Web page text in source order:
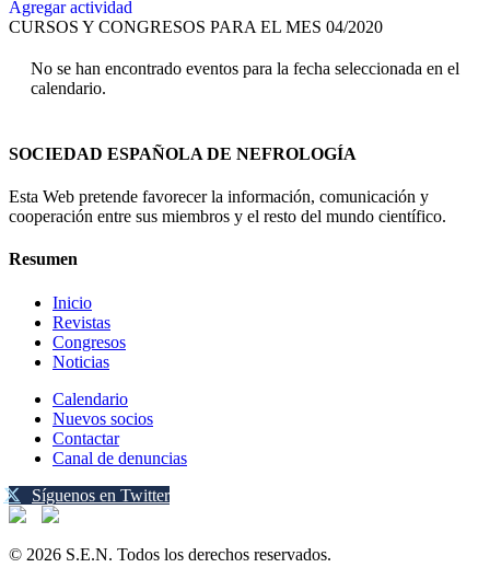
Agregar actividad
CURSOS Y CONGRESOS PARA EL MES 04/2020
No se han encontrado eventos para la fecha seleccionada en el
calendario.
SOCIEDAD ESPAÑOLA DE NEFROLOGÍA
Esta Web pretende favorecer la información, comunicación y
cooperación entre sus miembros y el resto del mundo científico.
Resumen
Inicio
Revistas
Congresos
Noticias
Calendario
Nuevos socios
Contactar
Canal de denuncias
Síguenos en Twitter
© 2026 S.E.N. Todos los derechos reservados.